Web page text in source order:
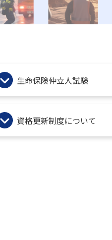
生命保険仲立人試験
資格更新制度について